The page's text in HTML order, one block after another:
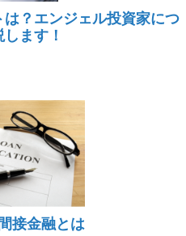
？エンジェル投資家につ
ます！
接金融とは